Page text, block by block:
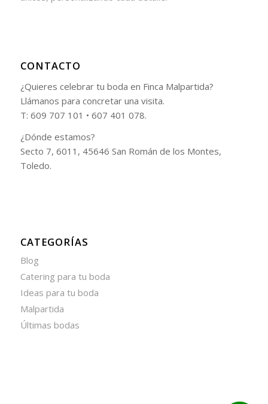
CONTACTO
¿Quieres celebrar tu boda en Finca Malpartida?
Llámanos para concretar una visita.
T: 609 707 101 • 607 401 078.
¿Dónde estamos?
Secto 7, 6011, 45646 San Román de los Montes,
Toledo.
CATEGORÍAS
Blog
Catering para tu boda
Ideas para tu boda
Malpartida
Últimas bodas